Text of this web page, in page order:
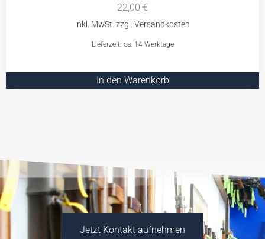
22,00 €
Lieferzeit: ca. 14 Werktage
In den Warenkorb
Jetzt Kontakt aufnehmen